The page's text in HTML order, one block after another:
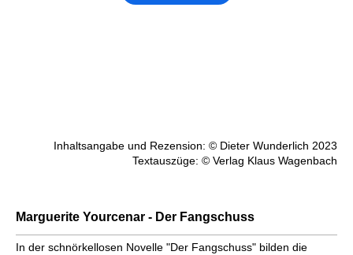
Inhaltsangabe und Rezension: © Dieter Wunderlich 2023
Textauszüge: © Verlag Klaus Wagenbach
Marguerite Yourcenar - Der Fangschuss
In der schnörkellosen Novelle "Der Fangschuss" bilden die